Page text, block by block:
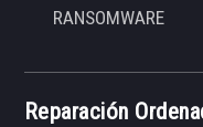
RANSOMWARE
Reparación